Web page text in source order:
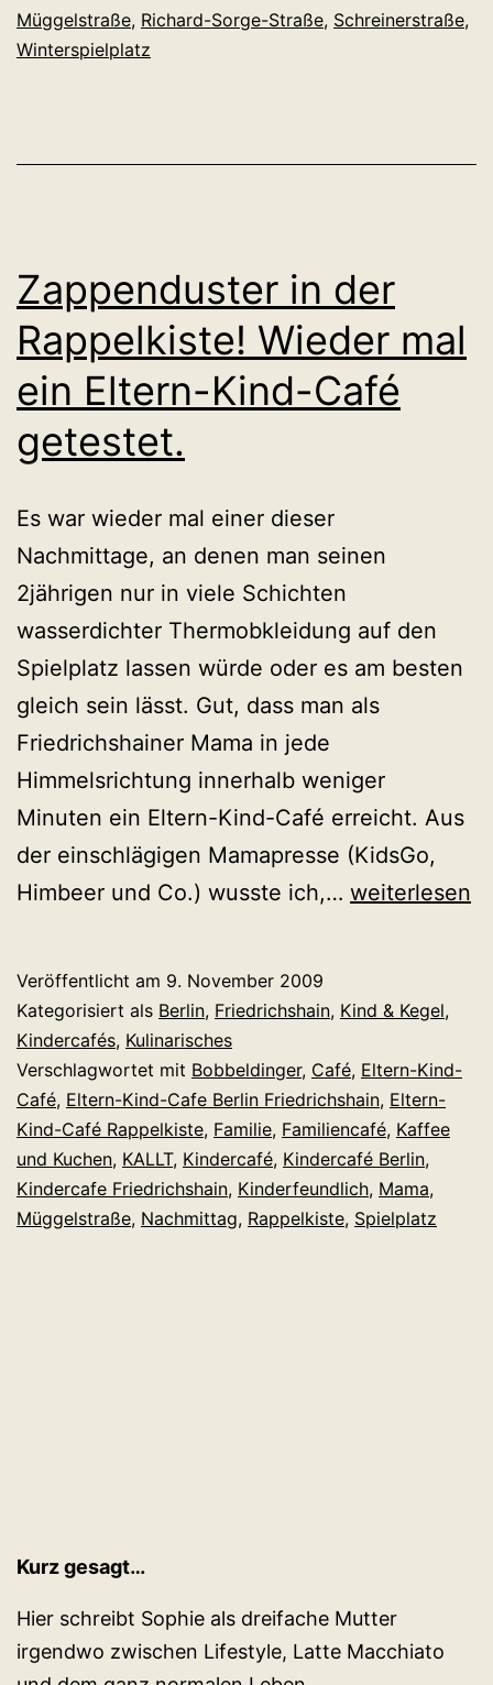
die
Müggelstraße, Richard-Sorge-Straße, Schreinerstraße,
Winterspielplatz
Zappenduster in der
Rappelkiste! Wieder mal
ein Eltern-Kind-Café
getestet.
Es war wieder mal einer dieser
Nachmittage, an denen man seinen
2jährigen nur in viele Schichten
wasserdichter Thermobkleidung auf den
Spielplatz lassen würde oder es am besten
gleich sein lässt. Gut, dass man als
Friedrichshainer Mama in jede
Himmelsrichtung innerhalb weniger
Minuten ein Eltern-Kind-Café erreicht. Aus
der einschlägigen Mamapresse (KidsGo,
Himbeer und Co.) wusste ich,… Zappenduster
Rappelkiste!
mal
ein
Eltern-
Kind-
Café
weiterlesen
Veröffentlicht am 9. November 2009
Kategorisiert als Berlin, Friedrichshain, Kind & Kegel,
Kindercafés, Kulinarisches
Verschlagwortet mit Bobbeldinger, Café, Eltern-Kind-
Café, Eltern-Kind-Cafe Berlin Friedrichshain, Eltern-
Kind-Café Rappelkiste, Familie, Familiencafé, Kaffee
und Kuchen, KALLT, Kindercafé, Kindercafé Berlin,
Kindercafe Friedrichshain, Kinderfeundlich, Mama,
Müggelstraße, Nachmittag, Rappelkiste, Spielplatz
Kurz gesagt…
Hier schreibt Sophie als dreifache Mutter
irgendwo zwischen Lifestyle, Latte Macchiato